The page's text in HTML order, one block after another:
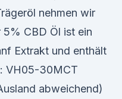
nehmen wir
CBD Öl ist ein
Extrakt und enthält
VH05-30MCT
abweichend)